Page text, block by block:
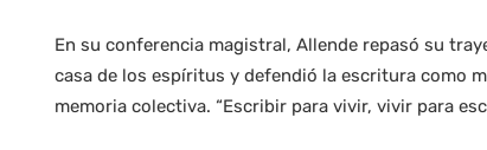
En su conferencia magistral, Allende repasó su
casa de los espíritus y defendió la escritura como
memoria colectiva. “Escribir para vivir, vivir para